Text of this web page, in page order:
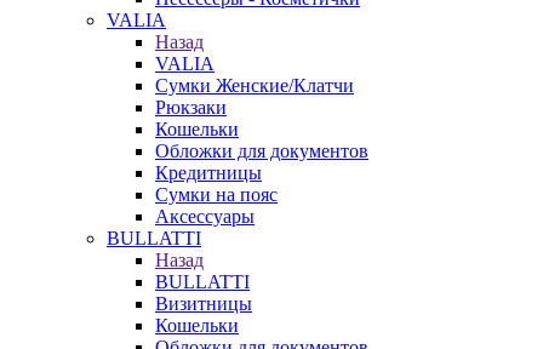
VALIA
Назад
VALIA
Сумки Женские/Клатчи
Рюкзаки
Кошельки
Обложки для документов
Кредитницы
Сумки на пояс
Аксессуары
BULLATTI
Назад
BULLATTI
Визитницы
Кошельки